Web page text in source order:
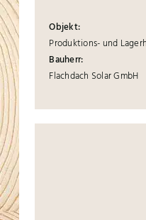
Objekt:
Produktions- und
Bauherr:
Flachdach Solar GmbH